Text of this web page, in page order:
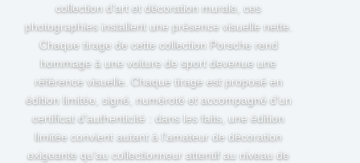
collection d’art et décoration murale, ces
photographies installent une présence visuelle nette.
Chaque tirage de cette collection Porsche rend
hommage à une voiture de sport devenue une
référence visuelle. Chaque tirage est proposé en
édition limitée, signé, numéroté et accompagné d’un
certificat d’authenticité : dans les faits, une édition
limitée convient autant à l’amateur de décoration
exigeante qu’au collectionneur attentif au niveau de